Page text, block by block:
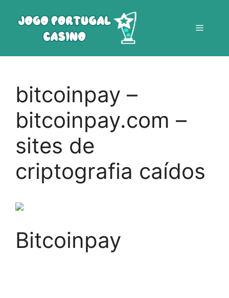
Menu
bitcoinpay –
bitcoinpay.com –
sites de
criptografia caídos
Bitcoinpay